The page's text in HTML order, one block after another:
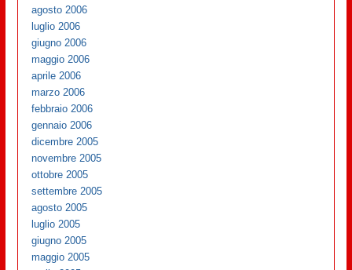
agosto 2006
luglio 2006
giugno 2006
maggio 2006
aprile 2006
marzo 2006
febbraio 2006
gennaio 2006
dicembre 2005
novembre 2005
ottobre 2005
settembre 2005
agosto 2005
luglio 2005
giugno 2005
maggio 2005